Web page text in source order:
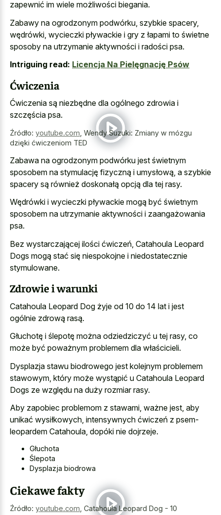
zapewnić im wiele możliwości biegania.
Zabawy na ogrodzonym podwórku, szybkie spacery,
wędrówki, wycieczki pływackie i gry z łapami to świetne
sposoby na utrzymanie aktywności i radości psa.
Intriguing read: Licencja Na Pielęgnację Psów
Ćwiczenia
Ćwiczenia są niezbędne dla ogólnego zdrowia i
szczęścia psa.
Źródło: youtube.com Wendy Suzuki: Zmiany w mózgu
dzięki ćwiczeniom TED
Zabawa na ogrodzonym podwórku jest świetnym
sposobem na stymulację fizyczną i umysłową, a szybkie
spacery są również doskonałą opcją dla tej rasy.
Wędrówki i wycieczki pływackie mogą być świetnym
sposobem na utrzymanie aktywności i zaangażowania
psa.
Bez wystarczającej ilości ćwiczeń, Catahoula Leopard
Dogs mogą stać się niespokojne i niedostatecznie
stymulowane.
Zdrowie i warunki
Catahoula Leopard Dog żyje od 10 do 14 lat i jest
ogólnie zdrową rasą.
Głuchotę i ślepotę można odziedziczyć u tej rasy, co
może być poważnym problemem dla właścicieli.
Dysplazja stawu biodrowego jest kolejnym problemem
stawowym, który może wystąpić u Catahoula Leopard
Dogs ze względu na duży rozmiar rasy.
Aby zapobiec problemom z stawami, ważne jest, aby
unikać wysiłkowych, intensywnych ćwiczeń z psem-
leopardem Catahoula, dopóki nie dojrzeje.
Głuchota
Ślepota
Dysplazja biodrowa
Ciekawe fakty
Źródło: youtube.com Catahoula Leopard Dog - 10